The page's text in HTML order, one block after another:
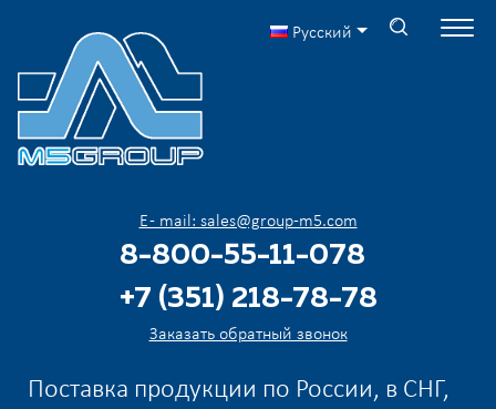
Русский
E - mail: sales@group-m5.com
8-800-55-11-078
+7 (351) 218-78-78
Заказать обратный звонок
Поставка продукции по России, в СНГ,